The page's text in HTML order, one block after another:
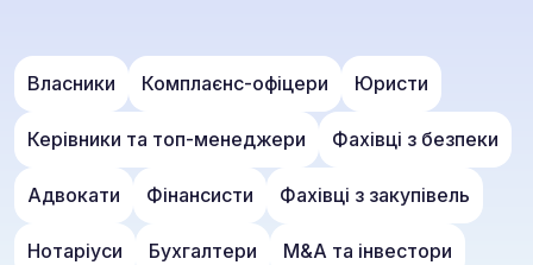
Власники Комплаєнс-офіцери Юристи
Керівники та топ-менеджери Фахівці з безпеки
Адвокати Фінансисти Фахівці з закупівель
Нотаріуси Бухгалтери M&A та інвестори